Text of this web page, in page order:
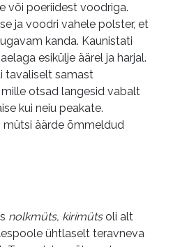
või poeriidest voodriga.
ja voodri vahele polster, et
kanda. Kaunistati
esikülje äärel ja harjal.
tavaliselt samast
otsad langesid vabalt
kui neiu peakate.
mütsi äärde õmmeldud
nolkmüts, kirimütsoli alt
ühtlaselt teravneva